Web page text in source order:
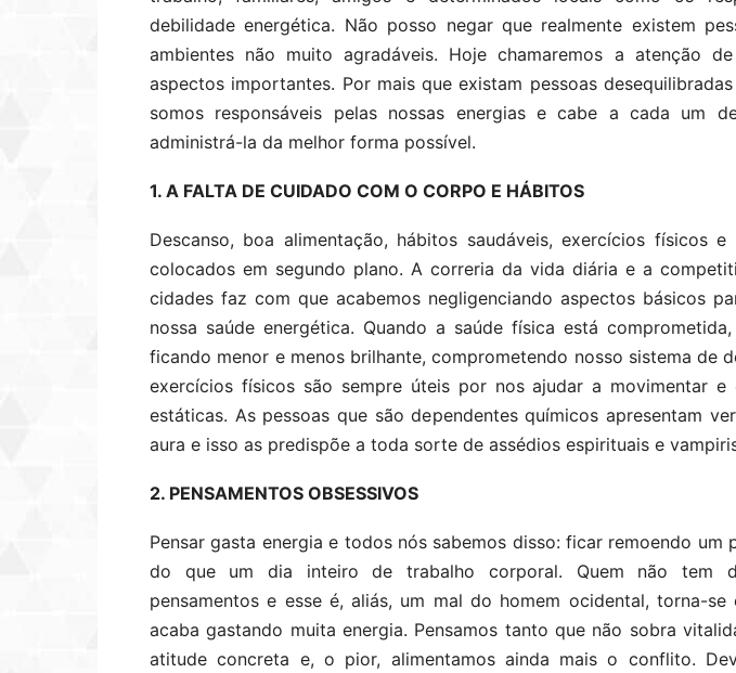
debilidade energética. Não posso negar que realmente existem
ambientes não muito agradáveis. Hoje chamaremos a atenção
aspectos importantes. Por mais que existam pessoas
somos responsáveis pelas nossas energias e cabe a cada um
administrá-la da melhor forma possível.
1. A FALTA DE CUIDADO COM O CORPO E HÁBITOS
Descanso, boa alimentação, hábitos saudáveis, exercícios físicos
colocados em segundo plano. A correria da vida diária e a
cidades faz com que acabemos negligenciando aspectos básicos
nossa saúde energética. Quando a saúde física está
ficando menor e menos brilhante, comprometendo nosso sistema de
exercícios físicos são sempre úteis por nos ajudar a movimentar e
estáticas. As pessoas que são dependentes químicos apresentam
aura e isso as predispõe a toda sorte de assédios espirituais e
2. PENSAMENTOS OBSESSIVOS
Pensar gasta energia e todos nós sabemos disso: ficar remoendo um
do que um dia inteiro de trabalho corporal. Quem não tem
pensamentos e esse é, aliás, um mal do homem ocidental, torna-
acaba gastando muita energia. Pensamos tanto que não sobra
atitude concreta e, o pior, alimentamos ainda mais o conflito.